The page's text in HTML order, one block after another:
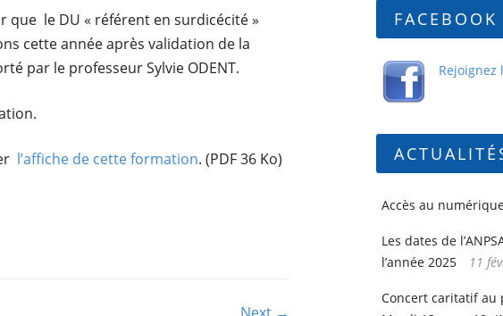
que le DU « référent en surdicécité »
cette année après validation de la
par le professeur Sylvie ODENT.
l’affiche de cette formation. (PDF 36 Ko)
Next →
FACEBOOK
Rejoignez
Accès au
Les dates de
l’année 2025
11
Concert caritatif au